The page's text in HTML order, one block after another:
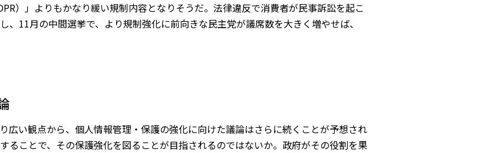
）」よりもかなり緩い規制内容となりそうだ。法律違反で消費者が民事訴訟を起こ
11月の中間選挙で、より規制強化に前向きな民主党が議席数を大きく増やせば、
広い観点から、個人情報管理・保護の強化に向けた議論はさらに続くことが予想され
ることで、その保護強化を図ることが目指されるのではないか。政府がその役割を果